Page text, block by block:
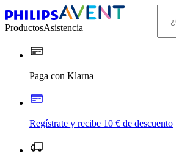
ProductosAsistencia
Paga con Klarna
Regístrate y recibe 10 € de descuento